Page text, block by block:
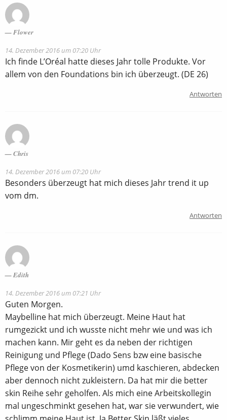
Flower
14. Dezember 2016 um 07:20 Uhr
Ich finde L’Oréal hatte dieses Jahr tolle Produkte. Vor
allem von den Foundations bin ich überzeugt. (DE 26)
Antworten
Chris
14. Dezember 2016 um 07:20 Uhr
Besonders überzeugt hat mich dieses Jahr trend it up
vom dm.
Antworten
Edith
14. Dezember 2016 um 07:21 Uhr
Guten Morgen.
Maybelline hat mich überzeugt. Meine Haut hat
rumgezickt und ich wusste nicht mehr wie und was ich
machen kann. Mir geht es da neben der richtigen
Reinigung und Pflege (Dado Sens bzw eine basische
Pflege von der Kosmetikerin) umd kaschieren, abdecken
aber dennoch nicht zukleistern. Da hat mir die better
skin Reihe sehr geholfen. Als mich eine Arbeitskollegin
mal ungeschminkt gesehen hat, war sie verwundert, wie